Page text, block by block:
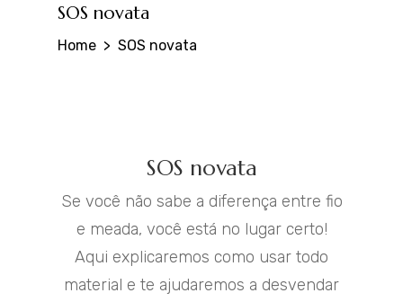
SOS novata
Home SOS novata
SOS novata
Se você não sabe a diferença entre fio
e meada, você está no lugar certo!
Aqui explicaremos como usar todo
material e te ajudaremos a desvendar